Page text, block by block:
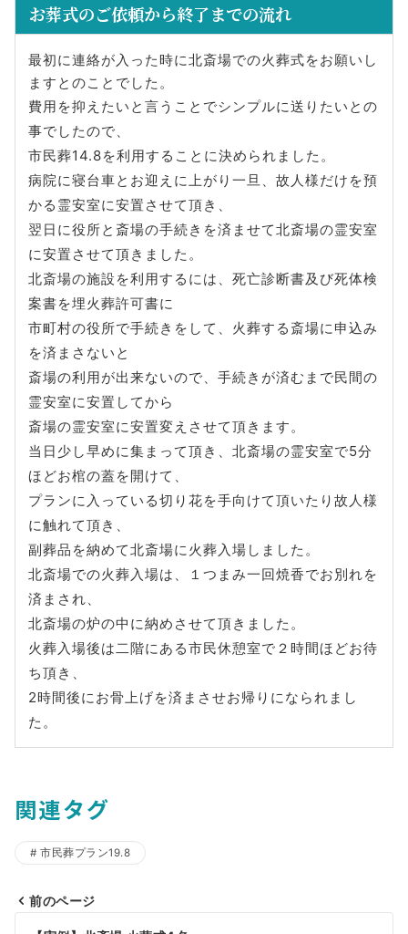
お葬式のご依頼から終了までの流れ
最初に連絡が入った時に北斎場での火葬式をお願いし
ますとのことでした。
費用を抑えたいと言うことでシンプルに送りたいとの
事でしたので、
市民葬14.8を利用することに決められました。
病院に寝台車とお迎えに上がり一旦、故人様だけを預
かる霊安室に安置させて頂き、
翌日に役所と斎場の手続きを済ませて北斎場の霊安室
に安置させて頂きました。
北斎場の施設を利用するには、死亡診断書及び死体検
案書を埋火葬許可書に
市町村の役所で手続きをして、火葬する斎場に申込み
を済まさないと
斎場の利用が出来ないので、手続きが済むまで民間の
霊安室に安置してから
斎場の霊安室に安置変えさせて頂きます。
当日少し早めに集まって頂き、北斎場の霊安室で5分
ほどお棺の蓋を開けて、
プランに入っている切り花を手向けて頂いたり故人様
に触れて頂き、
副葬品を納めて北斎場に火葬入場しました。
北斎場での火葬入場は、１つまみ一回焼香でお別れを
済まされ、
北斎場の炉の中に納めさせて頂きました。
火葬入場後は二階にある市民休憩室で２時間ほどお待
ち頂き、
2時間後にお骨上げを済まさせお帰りになられまし
た。
関連タグ
市民葬プラン19.8
前のページ